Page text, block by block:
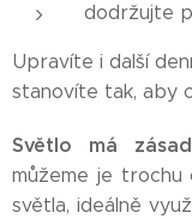
dodržujte
Upravíte i další
stanovíte tak, aby
Světlo má
můžeme je trochu
světla, ideálně